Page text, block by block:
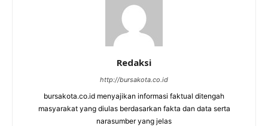
Redaksi
http://bursakota.co.id
bursakota.co.id menyajikan informasi faktual ditengah
masyarakat yang diulas berdasarkan fakta dan data serta
narasumber yang jelas